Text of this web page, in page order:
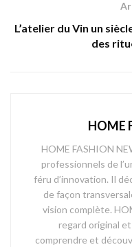
L’atelier du Vin un
des
HOME
HOME FASHION
professionnels de
féru d’innovation. Il
de façon
vision complète.
regard original
comprendre et